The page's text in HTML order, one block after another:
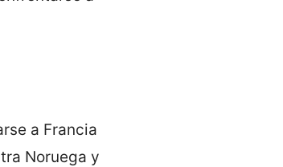
a Francia
Noruega y